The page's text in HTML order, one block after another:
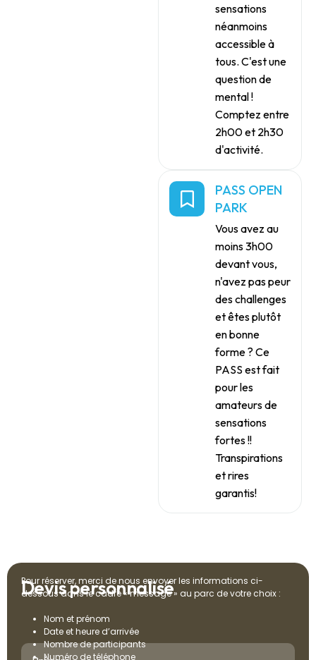
sensations
néanmoins
accessible à
tous. C'est une
question de
mental !
Comptez entre
2h00 et 2h30
d'activité.
PASS OPEN
PARK
Vous avez au
moins 3h00
devant vous,
n'avez pas peur
des challenges
et êtes plutôt
en bonne
forme ? Ce
PASS est fait
pour les
amateurs de
sensations
fortes !!
Transpirations
et rires
garantis!
Devispersonnalisé
Pour réserver, merci de nous envoyer les informations ci-
dessous dans le cadre « message » au parc de votre choix :
Nom et prénom
Date et heure d’arrivée
Nombre de participants
Numéro de téléphone